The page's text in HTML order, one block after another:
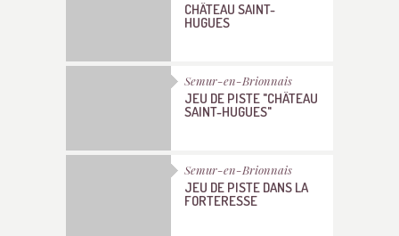
CHÂTEAU SAINT-
HUGUES
Semur-en-Brionnais
JEU DE PISTE "CHÂTEAU
SAINT-HUGUES"
Semur-en-Brionnais
JEU DE PISTE DANS LA
FORTERESSE